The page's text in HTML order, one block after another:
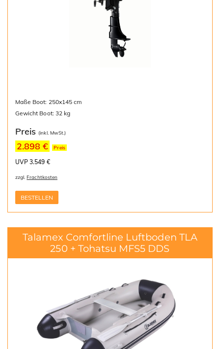
Maße Boot: 250x145 cm
Gewicht Boot: 32 kg
Preis (inkl. MwSt.)
2.898 € Preis
UVP 3.549 €
zzgl.Frachtkosten
BESTELLEN
Talamex Comfortline Luftboden TLA
250 + Tohatsu MFS5 DDS